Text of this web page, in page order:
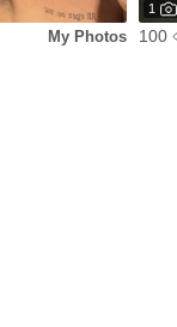
1
100
My Photos